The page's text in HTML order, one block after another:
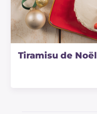
Tiramisu de Noël